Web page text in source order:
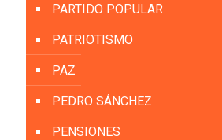
PARTIDO POPULAR
PATRIOTISMO
PAZ
PEDRO SÁNCHEZ
PENSIONES